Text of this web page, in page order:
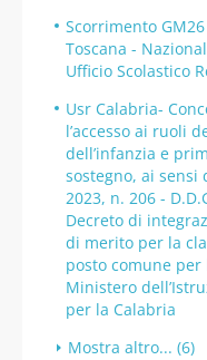
Scorrimento
Toscana -
Ufficio Scolastico
Usr Calabria-
l’accesso ai ruoli
dell’infanzia e
sostegno, ai
2023, n. 206 -
Decreto di
di merito per la
posto comune
Ministero
per la Calabria
Mostra altro... (6)